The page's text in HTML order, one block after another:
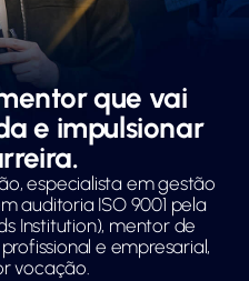
que vai
e impulsionar
especialista em gestão
auditoria ISO 9001 pela
Institution), mentor de
e empresarial,
vocação.